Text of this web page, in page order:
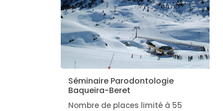
Séminaire Parodontologie
Baqueira-Beret
Nombre de places limité à 55